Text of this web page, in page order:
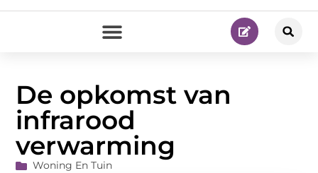
De opkomst van
infrarood
verwarming
Woning En Tuin